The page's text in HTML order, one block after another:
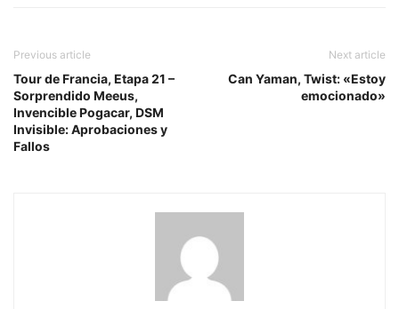
Previous article
Tour de Francia, Etapa 21 –
Sorprendido Meeus,
Invencible Pogacar, DSM
Invisible: Aprobaciones y
Fallos
Next article
Can Yaman, Twist: «Estoy
emocionado»